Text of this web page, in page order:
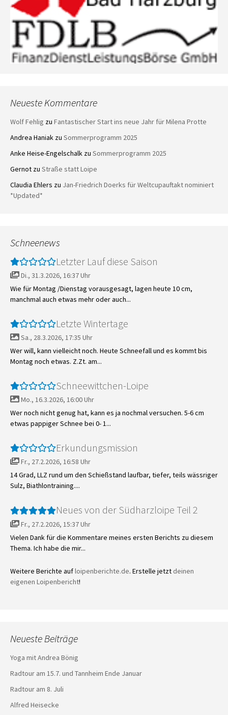
Neueste Kommentare
Wolf Fehlig zu Fantastischer Start ins neue Jahr für Milena Protte
Andrea Haniak zu Sommerprogramm 2025
Anke Heise-Engelschalk zu Sommerprogramm 2025
Gernot zu Straße statt Loipe
Claudia Ehlers zu Jan-Friedrich Doerks für Weltcupauftakt nominiert
*Updated*
Schneenews
Letzter Lauf diese Saison
Di., 31.3.2026, 16:37 Uhr
Wie für Montag /Dienstag vorausgesagt, lagen heute 10 cm,
manchmal auch etwas mehr oder auch...
Letzte Wintertage
Sa., 28.3.2026, 17:35 Uhr
Wer will, kann vielleicht noch. Heute Schneefall und es kommt bis
Montag noch etwas. Z.Zt. am...
Schneewittchen-Loipe
Mo., 16.3.2026, 16:00 Uhr
Wer noch nicht genug hat, kann es ja nochmal versuchen. 5-6 cm
etwas pappiger Schnee bei 0- 1...
Erkundungsmission
Fr., 27.2.2026, 16:58 Uhr
14 Grad, LLZ rund um den Schießstand laufbar, tiefer, teils wässriger
Sulz, Biathlontraining....
Neues von der Südharzloipe Teil 2
Fr., 27.2.2026, 15:37 Uhr
Vielen Dank für die Kommentare meines ersten Berichts zu diesem
Thema. Ich habe die mir...
Weitere Berichte aufloipenberichte.de. Erstelle jetzt deinen
eigenen Loipenbericht!
Neueste Beiträge
Yoga mit Andrea Bönig
Radtour am 15.7. und Tannheim Ende Januar
Radtour am 8. Juli
Alfred Heisecke